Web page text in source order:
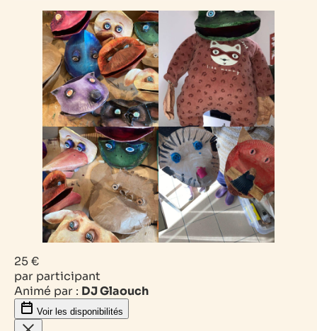
25 €
par participant
Animé par : DJ Glaouch
Voir les disponibilités